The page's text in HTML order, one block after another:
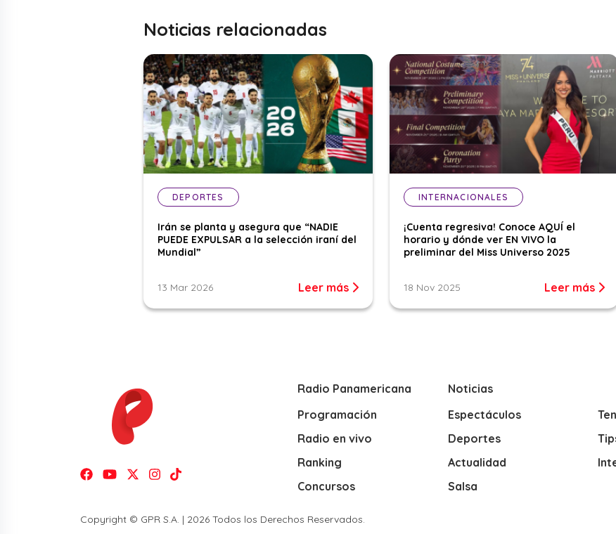
Noticias relacionadas
DEPORTES
Irán se planta y asegura que “NADIE
PUEDE EXPULSAR a la selección iraní del
Mundial”
13 Mar 2026 Leer más
INTERNACIONALES
¡Cuenta regresiva! Conoce AQUÍ el
horario y dónde ver EN VIVO la
preliminar del Miss Universo 2025
18 Nov 2025 Leer más
Radio Panamericana
Programación
Radio en vivo
Ranking
Concursos
Noticias
Espectáculos
Deportes
Actualidad
Salsa
Copyright © GPR S.A. | 2026 Todos los Derechos Reservados.